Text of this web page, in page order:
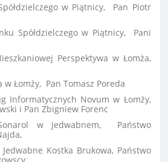
w Piątnicy, Pan Piotr
Spółdzielczego w Piątnicy, Pani
Perspektywa w Łomża,
Łomży, Pan Tomasz Poreda
Informatycznych Novum w Łomży,
i Pan Zbigniew Forenc
w Jedwabnem, Państwo
Kostka Brukowa, Państwo